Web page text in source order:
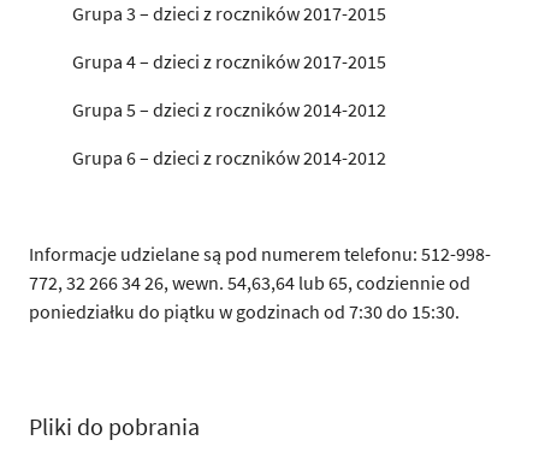
Grupa 3 – dzieci z roczników 2017-2015
Grupa 4 – dzieci z roczników 2017-2015
Grupa 5 – dzieci z roczników 2014-2012
Grupa 6 – dzieci z roczników 2014-2012
Informacje udzielane są pod numerem telefonu: 512-998-
772, 32 266 34 26, wewn. 54,63,64 lub 65, codziennie od
poniedziałku do piątku w godzinach od 7:30 do 15:30.
Pliki do pobrania